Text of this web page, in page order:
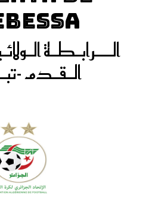
الـــرابـطـة
الـقـدم -